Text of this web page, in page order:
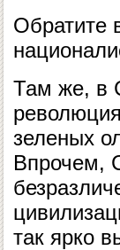
Обратите
Там же, в
зеленых
Впрочем,
так ярко